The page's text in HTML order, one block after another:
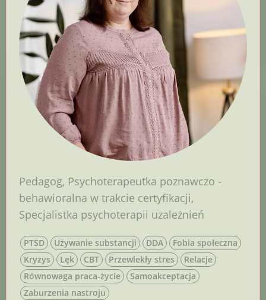
Pedagog, Psychoterapeutka poznawczo -
behawioralna w trakcie certyfikacji,
Specjalistka psychoterapii uzależnień
PTSD Używanie substancji DDA
Fobia społeczna
Kryzys
Lęk CBT Przewlekły stres
Relacje
Równowaga praca-życie
Samoakceptacja
Zaburzenia nastroju